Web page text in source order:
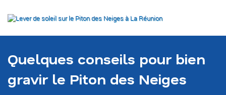
Quelques conseils pour bien
gravir le Piton des Neiges